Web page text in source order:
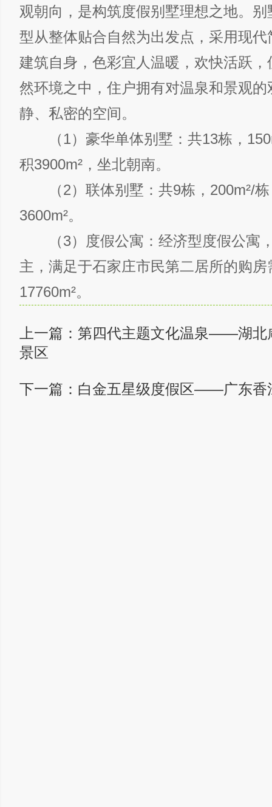
观朝向，是构筑度假别墅理想之地。
型从整体贴合自然为出发点，采用现
建筑自身，色彩宜人温暖，欢快活跃
然环境之中，住户拥有对温泉和景观
静、私密的空间。
（1）豪华单体别墅：共13栋，
积3900m²，坐北朝南。
（2）联体别墅：共9栋，200m²/栋
3600m²。
（3）度假公寓：经济型度假公寓
主，满足于石家庄市民第二居所的购
17760m²。
上一篇： 第四代主题文化温泉——湖北
景区
下一篇： 白金五星级度假区——广东香